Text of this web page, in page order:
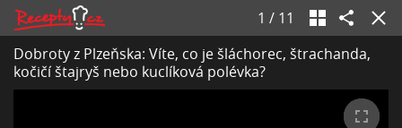
1 / 11
Dobroty z Plzeňska: Víte, co je šláchorec, štrachanda,
kočičí štajryš nebo kuclíková polévka?